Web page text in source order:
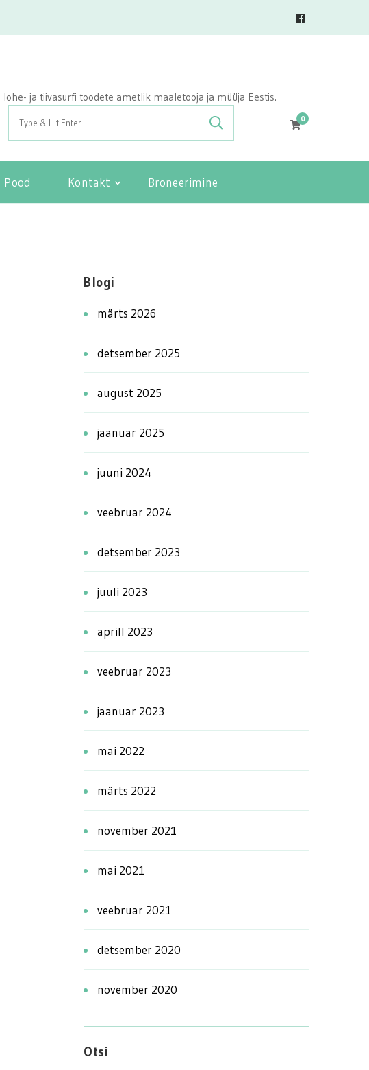
ja tiivasurfi toodete ametlik maaletooja ja müüja Eestis.
for:
0
Pood Kontakt Broneerimine
Blogi
märts 2026
detsember 2025
august 2025
jaanuar 2025
juuni 2024
veebruar 2024
detsember 2023
juuli 2023
aprill 2023
veebruar 2023
jaanuar 2023
mai 2022
märts 2022
november 2021
mai 2021
veebruar 2021
detsember 2020
november 2020
Otsi